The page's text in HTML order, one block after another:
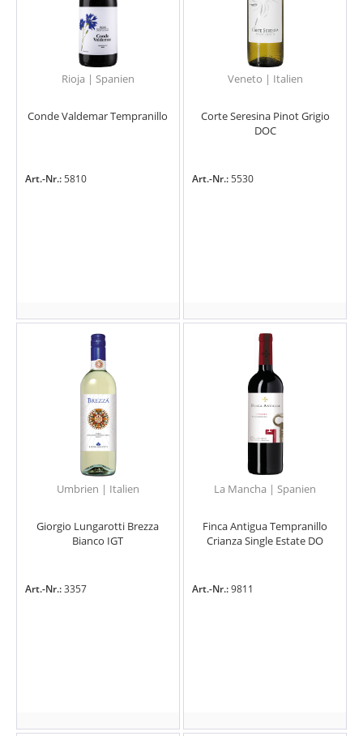
Rioja | Spanien
Conde Valdemar Tempranillo
Art.-Nr.:5810
Veneto | Italien
Corte Seresina Pinot Grigio
DOC
Art.-Nr.:5530
Umbrien | Italien
Giorgio Lungarotti Brezza
Bianco IGT
Art.-Nr.:3357
La Mancha | Spanien
Finca Antigua Tempranillo
Crianza Single Estate DO
Art.-Nr.:9811